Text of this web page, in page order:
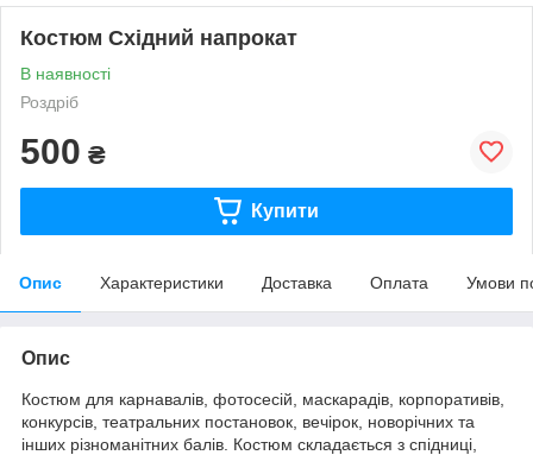
Костюм Східний напрокат
В наявності
Роздріб
500 ₴
Купити
Опис Характеристики Доставка Оплата Умови
Опис
Костюм для карнавалів, фотосесій, маскарадів, корпоративів,
конкурсів, театральних постановок, вечірок, новорічних та
інших різноманітних балів. Костюм складається з спідниці,